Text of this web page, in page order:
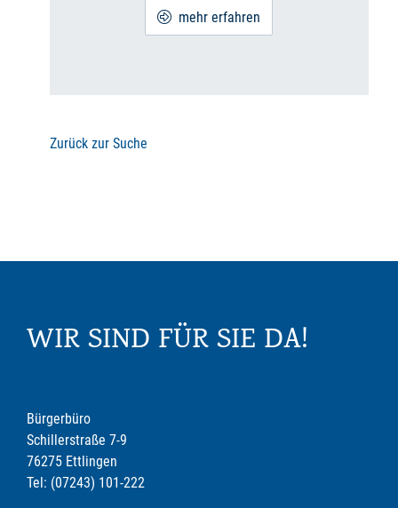
mehr erfahren
Zurück zur Suche
WIR SIND FÜR SIE DA!
Bürgerbüro
Schillerstraße 7-9
76275 Ettlingen
Tel: (07243) 101-222